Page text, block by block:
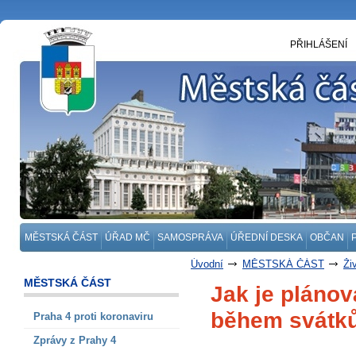
MĚSTSKÁ ČÁST ÚŘAD MČ SAMOSPRÁVA ÚŘEDNÍ DESKA OBČAN
PŘIHLÁŠENÍ
Úvodní MĚSTSKÁ ČÁST
MĚSTSKÁ ČÁST
Praha 4 proti koronaviru
Zprávy z Prahy 4
Jak je
během